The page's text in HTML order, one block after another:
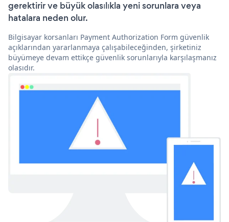
gerektirir ve büyük olasılıkla yeni sorunlara veya
hatalara neden olur.
Bilgisayar korsanları Payment Authorization Form güvenlik
açıklarından yararlanmaya çalışabileceğinden, şirketiniz
büyümeye devam ettikçe güvenlik sorunlarıyla karşılaşmanız
olasıdır.